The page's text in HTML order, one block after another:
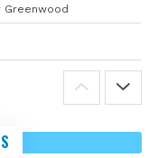
Greenwood